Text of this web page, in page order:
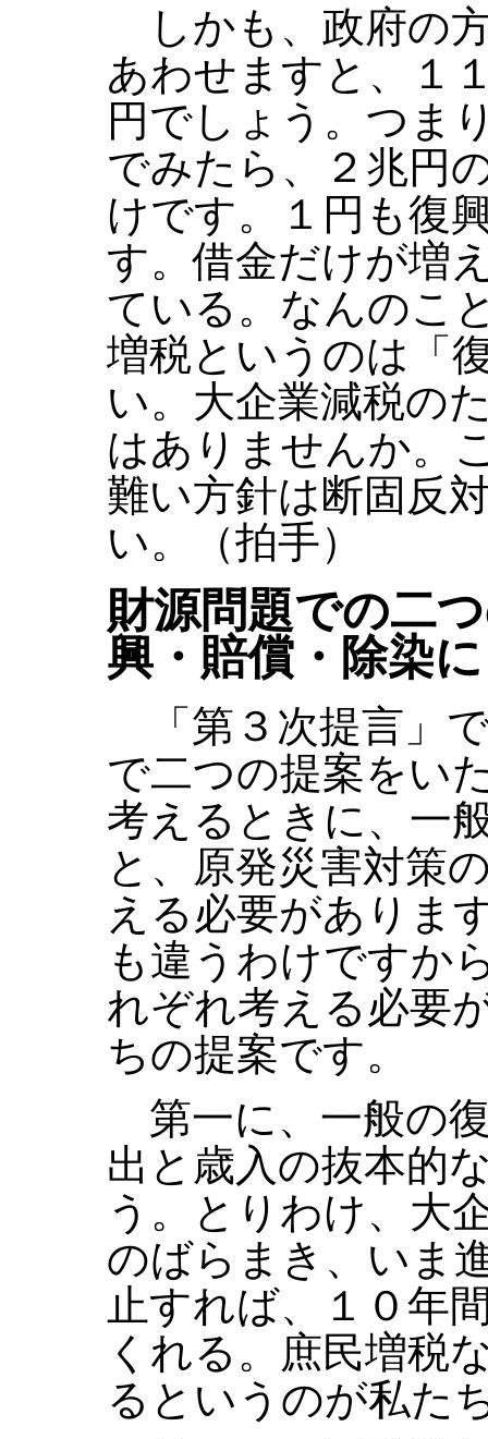
しかも、政府の
あわせますと、１
円でしょう。つま
でみたら、２兆円
けです。１円も復
す。借金だけが増
ている。なんのこ
増税というのは「
い。大企業減税の
はありませんか。
難い方針は断固反
い。（拍手）
財源問題での二
興・賠償・除染
「第３次提言」
で二つの提案をい
考えるときに、一
と、原発災害対策
える必要がありま
も違うわけですか
れぞれ考える必要
ちの提案です。
第一に、一般の
出と歳入の抜本的
う。とりわけ、大
のばらまき、いま
止すれば、１０年
くれる。庶民増税
るというのが私た